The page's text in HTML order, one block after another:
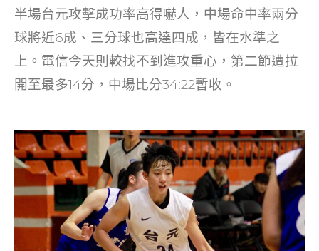
半場台元攻擊成功率高得嚇人，中場命中率兩分
球將近6成、三分球也高達四成，皆在水準之
上。電信今天則較找不到進攻重心，第二節遭拉
開至最多14分，中場比分34:22暫收。